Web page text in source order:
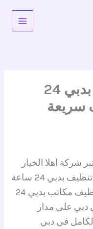
افضل شركة تنظيف بدبي 24
سريعة
24 ساعة تعتبر شركة اهلا الخيار
الامثل لكل من يبحث عن شركة تنظيف بدبي 24 ساعة
حيث تقدم شركة اهلا خدمات تنظيف مكاتب بدبي 24
على مدار
في دبي